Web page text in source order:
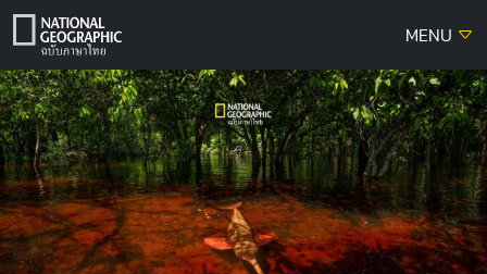
Skip
MENU